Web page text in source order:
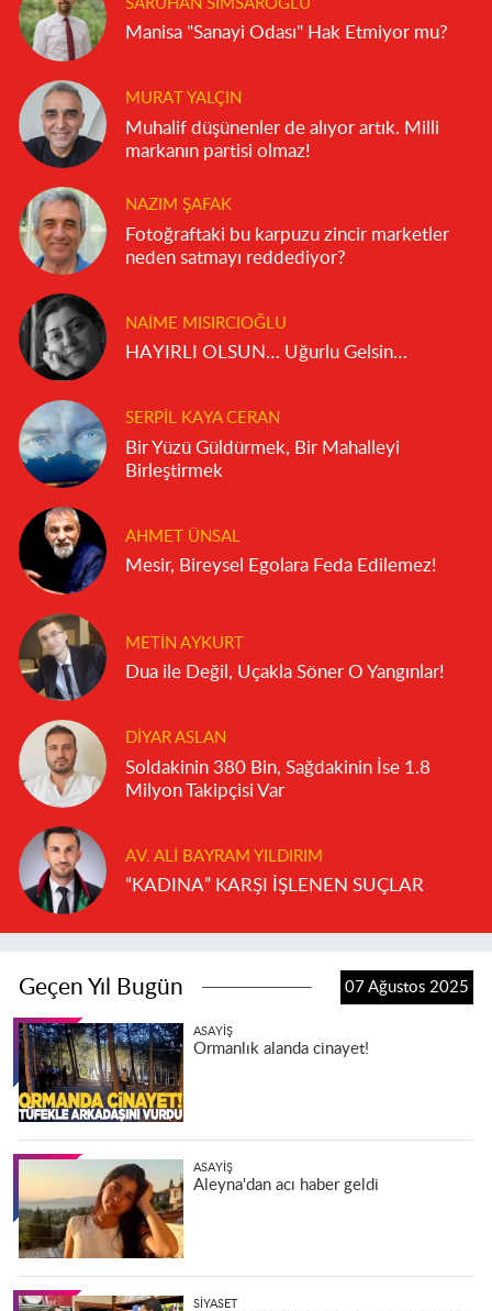
SARUHAN SIMSAROĞLU
Manisa "Sanayi Odası" Hak Etmiyor mu?
MURAT YALÇIN
Muhalif düşünenler de alıyor artık. Milli
markanın partisi olmaz!
NAZIM ŞAFAK
Fotoğraftaki bu karpuzu zincir marketler
neden satmayı reddediyor?
NAIME MISIRCIOĞLU
HAYIRLI OLSUN… Uğurlu Gelsin…
SERPIL KAYA CERAN
Bir Yüzü Güldürmek, Bir Mahalleyi
Birleştirmek
AHMET ÜNSAL
Mesir, Bireysel Egolara Feda Edilemez!
METIN AYKURT
Dua ile Değil, Uçakla Söner O Yangınlar!
DIYAR ASLAN
Soldakinin 380 Bin, Sağdakinin İse 1.8
Milyon Takipçisi Var
AV. ALI BAYRAM YILDIRIM
“KADINA” KARŞI İŞLENEN SUÇLAR
Geçen Yıl Bugün 07 Ağustos 2025
ASAYIŞ
Ormanlık alanda cinayet!
ASAYIŞ
Aleyna'dan acı haber geldi
SIYASET